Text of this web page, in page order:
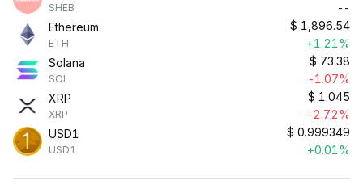
SHEB
--
Ethereum
ETH
$ 1,896.54
+1.21%
Solana
SOL
$ 73.38
-1.07%
XRP
XRP
$ 1.045
-2.72%
USD1
USD1
$ 0.999349
+0.01%